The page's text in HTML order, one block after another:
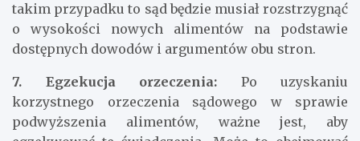
takim przypadku to sąd będzie musiał rozstrzygnąć
o wysokości nowych alimentów na podstawie
dostępnych dowodów i argumentów obu stron.
7. Egzekucja orzeczenia: Po uzyskaniu
korzystnego orzeczenia sądowego w sprawie
podwyższenia alimentów, ważne jest, aby